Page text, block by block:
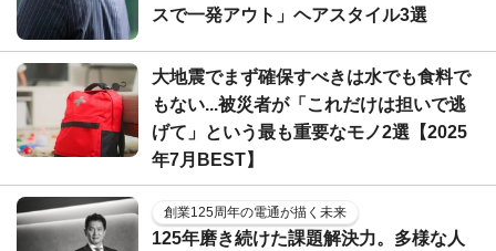
スで一発アウト」ヘアスタイル3選
大地震でまず確保すべきは水でも食料で
もない...被災者が「これだけは担いで逃
げて」という最も重要なモノ2選【2025
年7月BEST】
創業125周年の電通が描く未来
125年磨き続けた課題解決力。多様な人